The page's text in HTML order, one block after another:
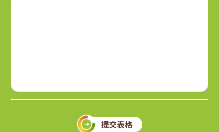
提交表格